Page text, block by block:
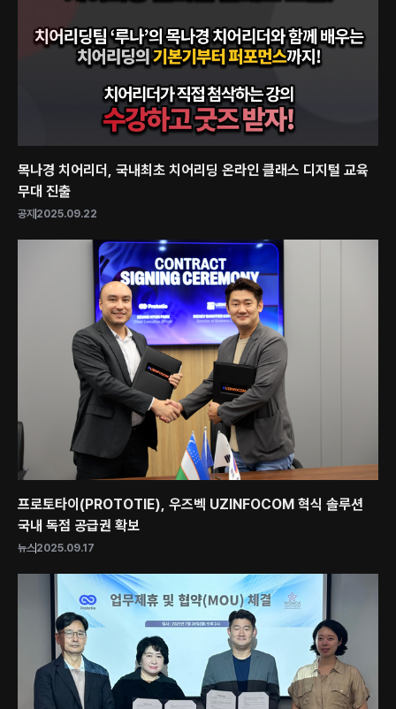
목나경 치어리더, 국내최초 치어리딩 온라인 클래스 디지털 교육
무대 진출
공지 2025.09.22
프로토타이(PROTOTIE), 우즈벡 UZINFOCOM 혁식 솔루션
국내 독점 공급권 확보
뉴스2025.09.17